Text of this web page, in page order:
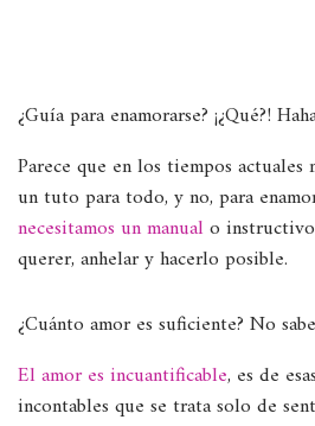
¿Guía para enamorarse? ¡¿Qué?!
Parece que en los tiempos actuales
un tuto para todo, y no, para
necesitamos un manualo
querer, anhelar y hacerlo posible.
¿Cuánto amor es suficiente? No
El amor es incuantificable, es de
incontables que se trata solo de